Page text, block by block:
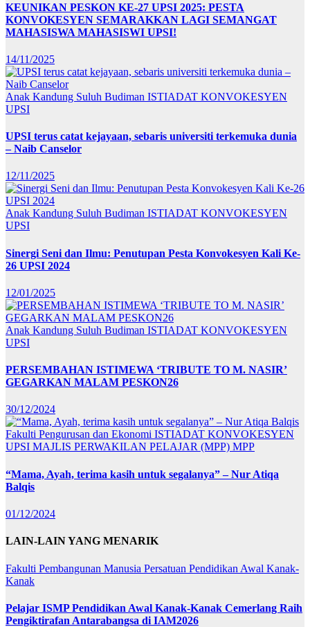
KEUNIKAN PESKON KE-27 UPSI 2025: PESTA
KONVOKESYEN SEMARAKKAN LAGI SEMANGAT
MAHASISWA MAHASISWI UPSI!
14/11/2025
Anak Kandung Suluh Budiman ISTIADAT KONVOKESYEN
UPSI
UPSI terus catat kejayaan, sebaris universiti terkemuka dunia
– Naib Canselor
12/11/2025
Anak Kandung Suluh Budiman ISTIADAT KONVOKESYEN
UPSI
Sinergi Seni dan Ilmu: Penutupan Pesta Konvokesyen Kali Ke-
26 UPSI 2024
12/01/2025
Anak Kandung Suluh Budiman ISTIADAT KONVOKESYEN
UPSI
PERSEMBAHAN ISTIMEWA ‘TRIBUTE TO M. NASIR’
GEGARKAN MALAM PESKON26
30/12/2024
Fakulti Pengurusan dan Ekonomi ISTIADAT KONVOKESYEN
UPSI MAJLIS PERWAKILAN PELAJAR (MPP) MPP
“Mama, Ayah, terima kasih untuk segalanya” – Nur Atiqa
Balqis
01/12/2024
LAIN-LAIN YANG MENARIK
Fakulti Pembangunan Manusia Persatuan Pendidikan Awal Kanak-
Kanak
Pelajar ISMP Pendidikan Awal Kanak-Kanak Cemerlang Raih
Pengiktirafan Antarabangsa di IAM2026